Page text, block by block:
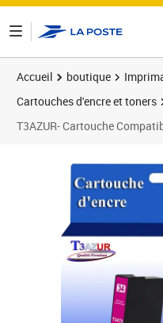
Accueil boutique
Cartouches d'encre et toners
T3AZUR- Cartouche